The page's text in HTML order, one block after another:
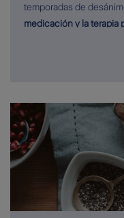
temporadas de
medicación y la
pero existe un
terapéutico, y que